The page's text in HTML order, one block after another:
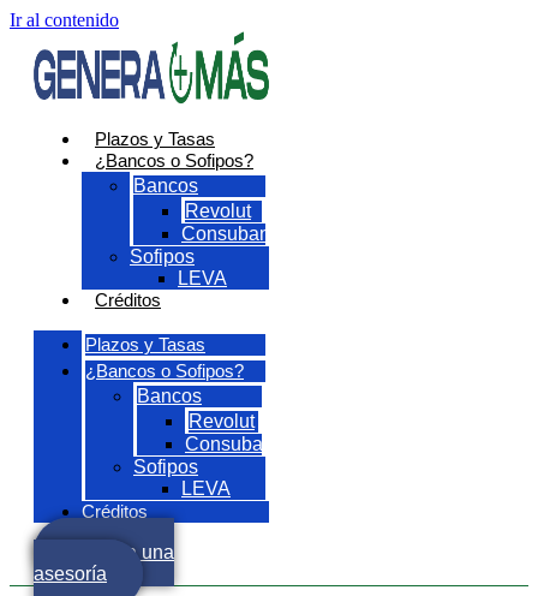
Ir al contenido
Plazos y Tasas
¿Bancos o Sofipos?
Bancos
Revolut
Consubanco
Sofipos
LEVA
Créditos
Plazos y Tasas
¿Bancos o Sofipos?
Bancos
Revolut
Consubanco
Sofipos
LEVA
Créditos
Agenda una
asesoría